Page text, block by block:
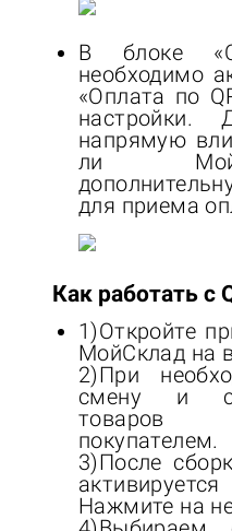
В блоке
необходимо
«Оплата по
настройки.
напрямую
ли
для приема
Как работать с
1)Откройте
МойСклад на
2)При
смену и
покупателем.
3)После
Нажмите на